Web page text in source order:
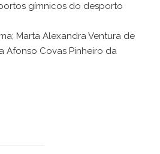
gímnicos do desporto
Marta Alexandra Ventura de
Afonso Covas Pinheiro da